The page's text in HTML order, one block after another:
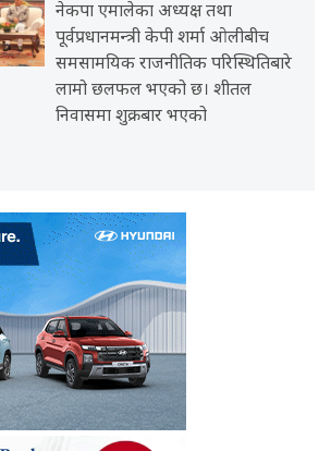
नेकपा एमालेका अध्यक्ष तथा
पूर्वप्रधानमन्त्री केपी शर्मा ओलीबीच
समसामयिक राजनीतिक परिस्थितिबारे
लामो छलफल भएको छ। शीतल
निवासमा शुक्रबार भएको